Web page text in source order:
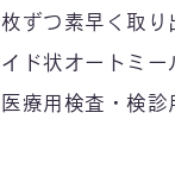
ずつ素早く取り
ド状オートミー
療用検査・検診